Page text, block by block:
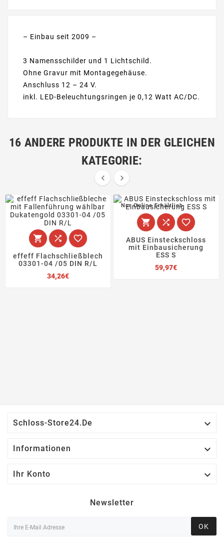
– Einbau seit 2009 –
3 Namensschilder und 1 Lichtschild.
Ohne Gravur mit Montagegehäuse.
Anschluss 12 – 24 V.
inkl. LED-Beleuchtungsringen je 0,12 Watt AC/DC.
16 ANDERE PRODUKTE IN DER GLEICHEN
KATEGORIE:
 
  
effeff Flachschließblech
03301-04 /05 DIN R/L
34,26€Preis
Nur Online Erhältlich
  
ABUS Einsteckschloss
mit Einbausicherung
ESS S
59,97€Preis
Schloss-Store24.de 
Informationen 
Ihr Konto 
Newsletter
OK